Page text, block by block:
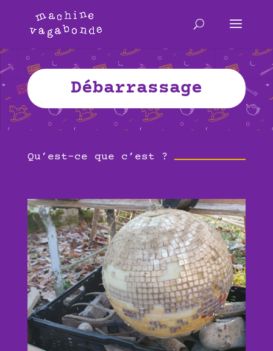
Débarrassage
Qu’est-ce que c’est ?